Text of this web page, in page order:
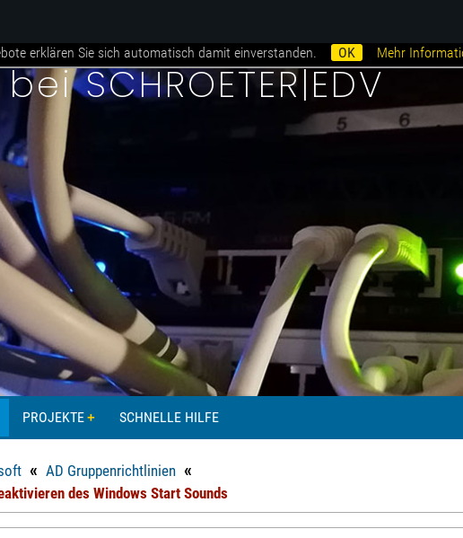
SCHROETER|EDV
PROJEKTE SCHNELLE HILFE
« AD Gruppenrichtlinien «
des Windows Start Sounds
erklären Sie sich automatisch damit einverstanden. OK Mehr